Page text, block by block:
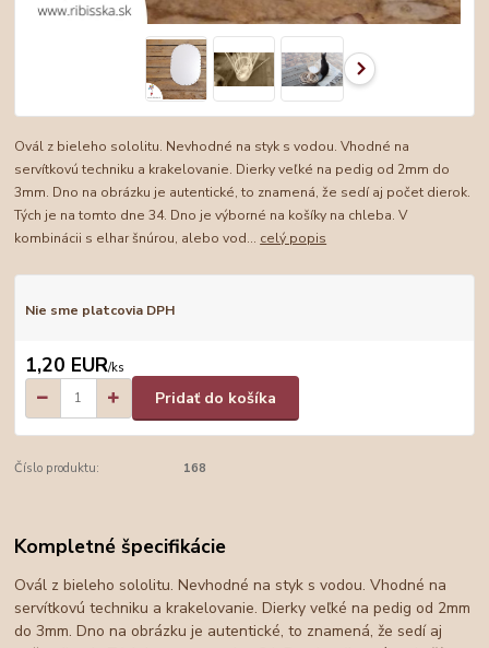
Ovál z bieleho sololitu. Nevhodné na styk s vodou. Vhodné na
servítkovú techniku a krakelovanie. Dierky veľké na pedig od 2mm do
3mm. Dno na obrázku je autentické, to znamená, že sedí aj počet dierok.
Tých je na tomto dne 34. Dno je výborné na košíky na chleba. V
kombinácii s elhar šnúrou, alebo vod... celý popis
Nie sme platcovia DPH
1,20 EUR/ks
Pridať do košíka
Číslo produktu: 168
Kompletné špecifikácie
Ovál z bieleho sololitu. Nevhodné na styk s vodou. Vhodné na
servítkovú techniku a krakelovanie. Dierky veľké na pedig od 2mm
do 3mm. Dno na obrázku je autentické, to znamená, že sedí aj